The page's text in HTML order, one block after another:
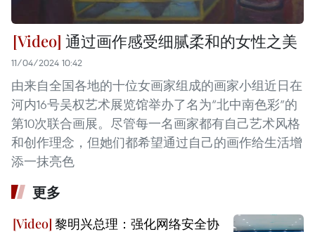
通过画作感受细腻柔和的女性之美
11/04/2024 10:42
由来自全国各地的十位女画家组成的画家小组近日在
河内16号吴权艺术展览馆举办了名为“北中南色彩”的
第10次联合画展。尽管每一名画家都有自己艺术风格
和创作理念，但她们都希望通过自己的画作给生活增
添一抹亮色
更多
黎明兴总理：强化网络安全协